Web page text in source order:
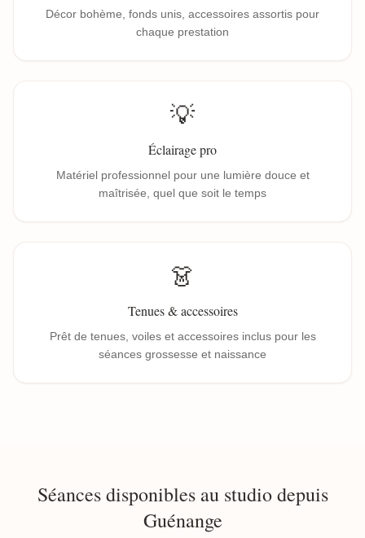
Décor bohème, fonds unis, accessoires assortis pour
chaque prestation
💡
Éclairage pro
Matériel professionnel pour une lumière douce et
maîtrisée, quel que soit le temps
👗
Tenues & accessoires
Prêt de tenues, voiles et accessoires inclus pour les
séances grossesse et naissance
Séances disponibles au studio depuis
Guénange